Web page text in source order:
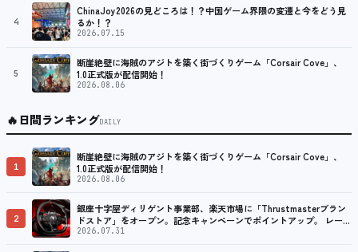
4
ChinaJoy2026の見どころは！？中国ゲーム界隈の変遷と今をどう見
るか！？
2026.07.15
5
断崖絶壁に海賊のアジトを築く街づくりゲーム「Corsair Cove」、
1.0正式版が配信開始！
2026.08.06
🔥日間ランキングDAILY
1
断崖絶壁に海賊のアジトを築く街づくりゲーム「Corsair Cove」、
1.0正式版が配信開始！
2026.08.06
2
銀座十字屋ディリゲント事業部、楽天市場に「Thrustmasterブラン
ドストア」をオープン。記念キャンペーンでポイントアップ。 レーシ
ング／フライトシム向けコントローラーを中心に、幅広くラインナッ
2026.07.31